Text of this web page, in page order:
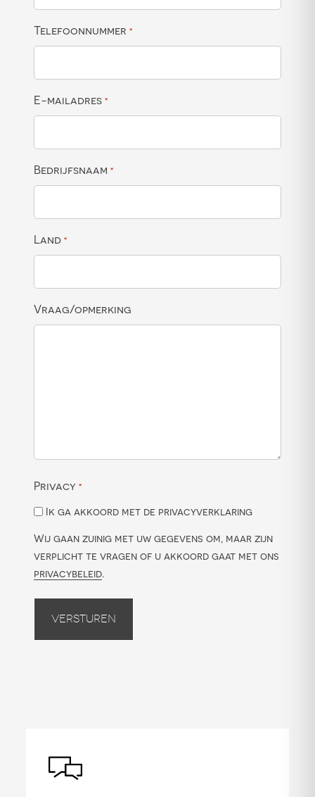
Telefoonnummer *
E-mailadres *
Bedrijfsnaam *
Land *
Vraag/opmerking
Privacy *
Ik ga akkoord met de privacyverklaring
Wij gaan zuinig met uw gegevens om, maar zijn
verplicht te vragen of u akkoord gaat met ons
privacybeleid.
Versturen